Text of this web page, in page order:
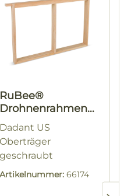
RuBee®
Drohnenrahmen
geteilt
Dadant US
Oberträger
geschraubt
Artikelnummer:66174